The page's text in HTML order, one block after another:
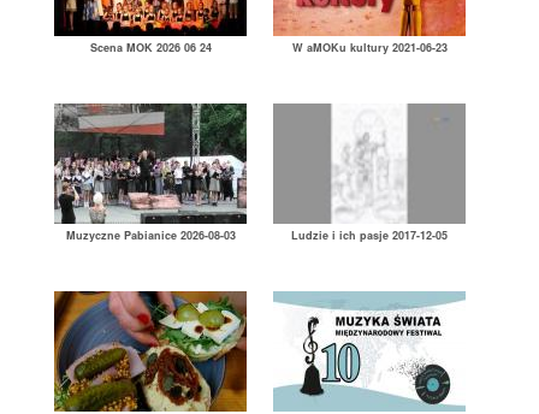
Scena MOK 2026 06 24 W aMOKu kultury 2021-06-23
Muzyczne Pabianice 2026-08-03 Ludzie i ich pasje 2017-12-05